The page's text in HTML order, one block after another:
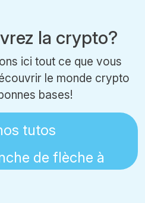
la crypto?
ici tout ce que vous
le monde crypto
bases!
tutos